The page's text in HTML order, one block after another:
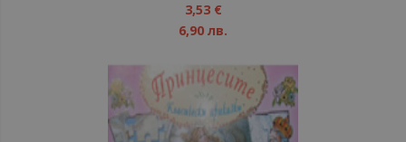
3,53 €
6,90 лв.